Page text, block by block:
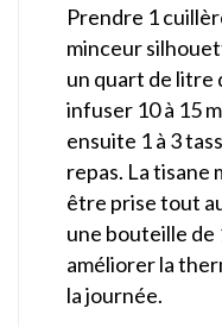
Prendre 1
minceur
un quart de litre
infuser 10 à 15
ensuite 1 à 3
repas. La
être prise tout
une bouteille de
améliorer la
la journée.